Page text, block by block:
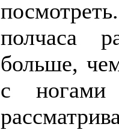
полчаса
больше,
с ногами